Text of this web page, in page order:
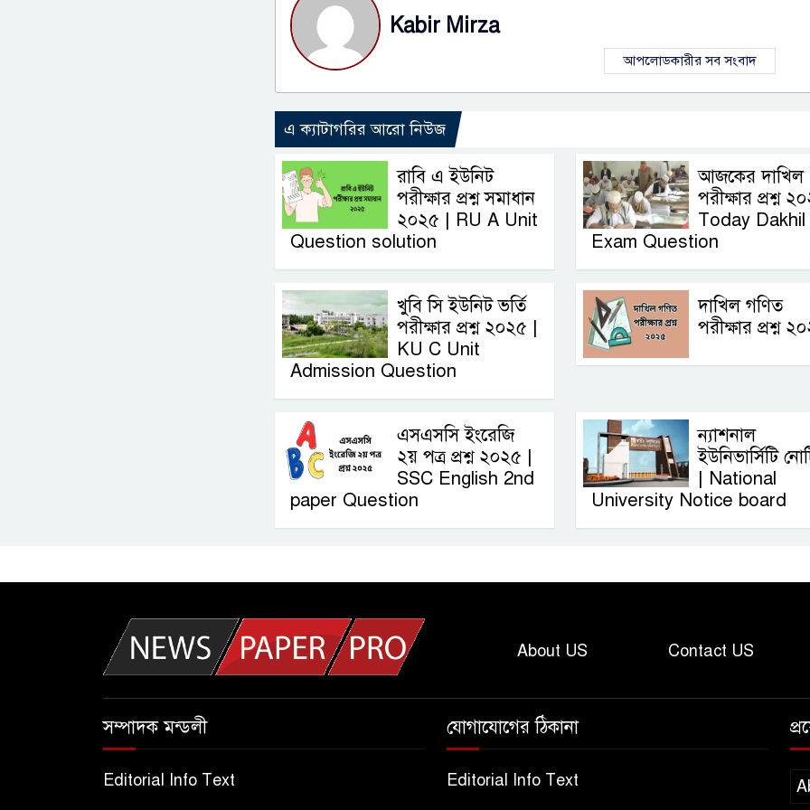
Kabir Mirza
আপলোডকারীর সব সংবাদ
এ ক্যাটাগরির আরো নিউজ
রাবি এ ইউনিট
পরীক্ষার প্রশ্ন সমাধান
২০২৫ | RU A Unit
Question solution
আজকের দাখিল
পরীক্ষার প্রশ্ন
Today Dakhil
Exam Question
খুবি সি ইউনিট ভর্তি
পরীক্ষার প্রশ্ন ২০২৫ |
KU C Unit
Admission Question
দাখিল গণিত
পরীক্ষার প্রশ্ন
এসএসসি ইংরেজি
২য় পত্র প্রশ্ন ২০২৫ |
SSC English‌ 2nd
paper Question
ন্যাশনাল
ইউনিভার্সিটি
| National
University Notice board
About US Contact US
সম্পাদক মন্ডলী
Editorial Info Text
যোগাযোগের ঠিকানা
Editorial Info Text